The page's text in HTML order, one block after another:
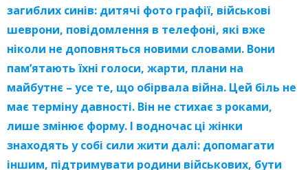
загиблих синів: дитячі фото графії, військові
шеврони, повідомлення в телефоні, які вже
ніколи не доповняться новими словами. Вони
пам’ятають їхні голоси, жарти, плани на
майбутнє – усе те, що обірвала війна. Цей біль не
має терміну давності. Він не стихає з роками,
лише змінює форму. І водночас ці жінки
знаходять у собі сили жити далі: допомагати
іншим, підтримувати родини військових, бути